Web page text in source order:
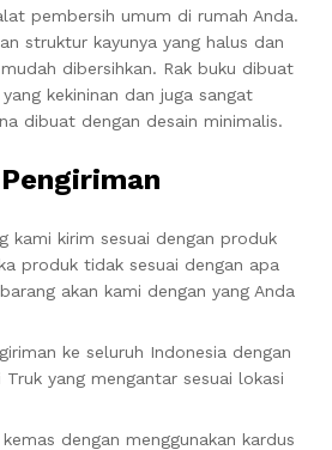
pembersih umum di rumah Anda.
struktur kayunya yang halus dan
dibersihkan. Rak buku dibuat
kekininan dan juga sangat
dibuat dengan desain minimalis.
kami kirim sesuai dengan produk
produk tidak sesuai dengan apa
akan kami dengan yang Anda
ke seluruh Indonesia dengan
Truk yang mengantar sesuai lokasi
dengan menggunakan kardus